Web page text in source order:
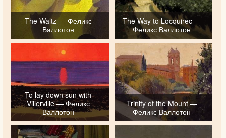
The Waltz — Феликс
Валлотон
The Way to Locquirec —
Феликс Валлотон
To lay down sun with
Villerville — Феликс
Валлотон
Trinity of the Mount —
Феликс Валлотон